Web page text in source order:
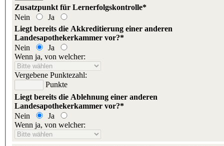
Zusatzpunkt für Lernerfolgskontrolle*
Nein
Ja
Liegt bereits die Akkreditierung einer anderen
Landesapothekerkammer vor?*
Nein
Ja
Wenn ja, von welcher:
Vergebene Punktezahl:
Punkte
Liegt bereits die Ablehnung einer anderen
Landesapothekerkammer vor?*
Nein
Ja
Wenn ja, von welcher: